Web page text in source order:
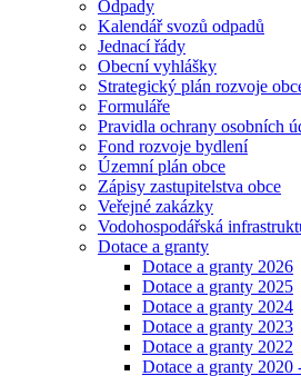
Odpady
Kalendář svozů odpadů
Jednací řády
Obecní vyhlášky
Strategický plán rozvoje
Formuláře
Pravidla ochrany osobních
Fond rozvoje bydlení
Územní plán obce
Zápisy zastupitelstva obce
Veřejné zakázky
Vodohospodářská
Dotace a granty
Dotace a granty 2026
Dotace a granty 2025
Dotace a granty 2024
Dotace a granty 2023
Dotace a granty 2022
Dotace a granty 2020